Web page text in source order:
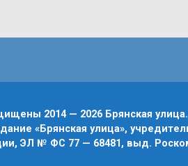
2014 — 2026 Брянская улица.
«Брянская улица»,
ЭЛ № ФС 77 — 68481, выд.